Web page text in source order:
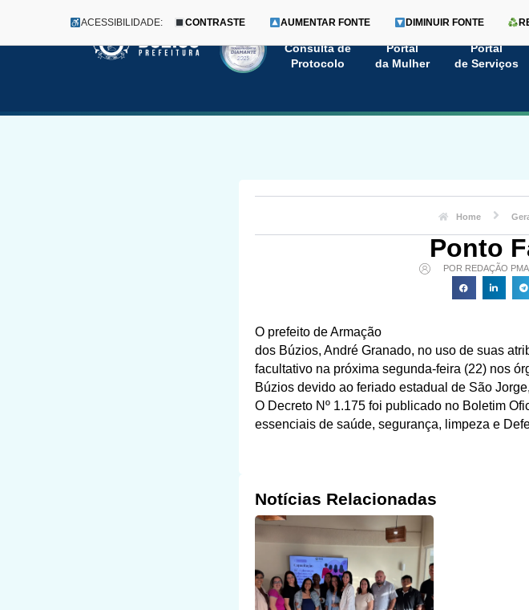
Pular
conteúdo
Menu
Consulta de
Protocolo
Portal
da Mulher
Portal
de Serviços
ACESSIBILIDADE: CONTRASTE AUMENTAR FONTE DIMINUIR FONTE
Home
Ponto
POR REDAÇÃO
O prefeito de Armação
dos Búzios, André Granado, no uso de suas
facultativo na próxima segunda-feira (22) nos
Búzios devido ao feriado estadual de São
O Decreto Nº 1.175 foi publicado no Boletim
essenciais de saúde, segurança, limpeza e
Notícias Relacionadas